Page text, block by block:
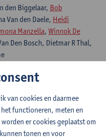
den Biggelaar, Bob
Van den Daele, Heidi
Manzella, Winnok De
Den Bosch, Dietmar R Thal,
and cell-state
neurodegeneration
6256-28:7 (2025) p. 1381-
van cookies en daarmee
functioneren, meten en
er cookies geplaatst om
tonen en voor